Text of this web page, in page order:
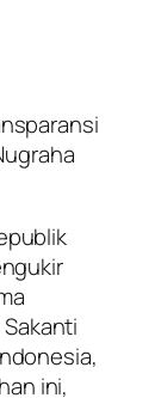
ini,